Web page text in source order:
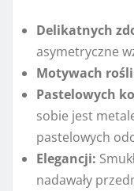
Delikatnych
asymetryczne
Motywach
Pastelowych
sobie jest
pastelowych
Elegancji:
nadawały